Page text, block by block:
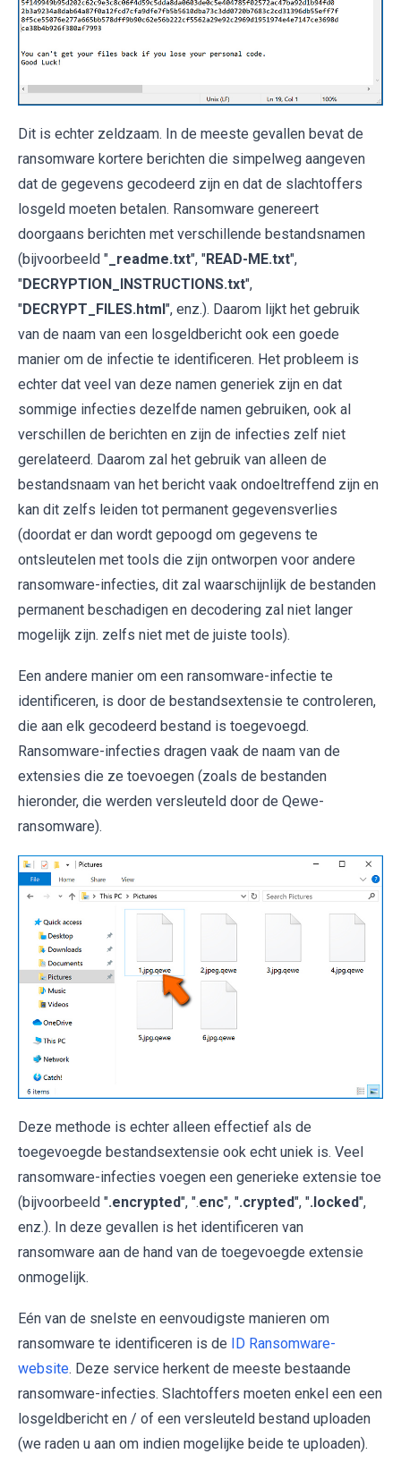
Dit is echter zeldzaam. In de meeste gevallen bevat de
ransomware kortere berichten die simpelweg aangeven
dat de gegevens gecodeerd zijn en dat de slachtoffers
losgeld moeten betalen. Ransomware genereert
doorgaans berichten met verschillende bestandsnamen
(bijvoorbeeld " _readme.txt", "READ-ME.txt",
"DECRYPTION_INSTRUCTIONS.txt",
"DECRYPT_FILES.html", enz.). Daarom lijkt het gebruik
van de naam van een losgeldbericht ook een goede
manier om de infectie te identificeren. Het probleem is
echter dat veel van deze namen generiek zijn en dat
sommige infecties dezelfde namen gebruiken, ook al
verschillen de berichten en zijn de infecties zelf niet
gerelateerd. Daarom zal het gebruik van alleen de
bestandsnaam van het bericht vaak ondoeltreffend zijn en
kan dit zelfs leiden tot permanent gegevensverlies
(doordat er dan wordt gepoogd om gegevens te
ontsleutelen met tools die zijn ontworpen voor andere
ransomware-infecties, dit zal waarschijnlijk de bestanden
permanent beschadigen en decodering zal niet langer
mogelijk zijn. zelfs niet met de juiste tools).
Een andere manier om een ​​ransomware-infectie te
identificeren, is door de bestandsextensie te controleren,
die aan elk gecodeerd bestand is toegevoegd.
Ransomware-infecties dragen vaak de naam van de
extensies die ze toevoegen (zoals de bestanden
hieronder, die werden versleuteld door de Qewe-
ransomware).
Deze methode is echter alleen effectief als de
toegevoegde bestandsextensie ook echt uniek is. Veel
ransomware-infecties voegen een generieke extensie toe
(bijvoorbeeld ".encrypted", ".enc", ".crypted", ".locked",
enz.). In deze gevallen is het identificeren van
ransomware aan de hand van de toegevoegde extensie
onmogelijk.
Eén van de snelste en eenvoudigste manieren om
ransomware te identificeren is de ID Ransomware-
website. Deze service herkent de meeste bestaande
ransomware-infecties. Slachtoffers moeten enkel een een
losgeldbericht en / of een versleuteld bestand uploaden
(we raden u aan om indien mogelijke beide te uploaden).